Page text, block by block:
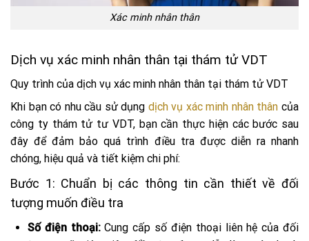
Xác minh nhân thân
Dịch vụ xác minh nhân thân tại thám tử VDT
Quy trình của dịch vụ xác minh nhân thân tại thám tử VDT
Khi bạn có nhu cầu sử dụng dịch vụ xác minh nhân thân của
công ty thám tử tư VDT, bạn cần thực hiện các bước sau
đây để đảm bảo quá trình điều tra được diễn ra nhanh
chóng, hiệu quả và tiết kiệm chi phí:
Bước 1: Chuẩn bị các thông tin cần thiết về đối
tượng muốn điều tra
Số điện thoại:Cung cấp số điện thoại liên hệ của đối